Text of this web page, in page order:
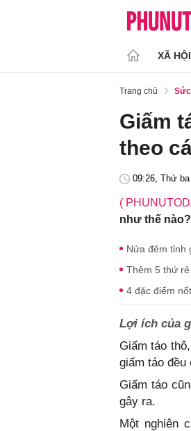
XÃ HỘI
Trang chủ
Giấm
theo
09:26, Thứ
(
như thế nào?
Nửa đêm tỉnh
Thêm 5 thứ
4 đặc điểm
Lợi ích của
Giấm táo
giấm táo đều
Giấm táo
gây ra.
Một nghiên